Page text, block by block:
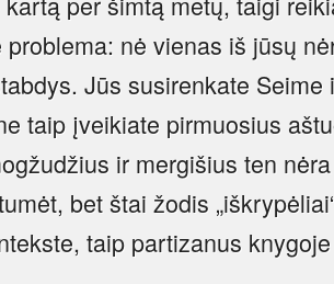
nė vienas iš jūsų
Jūs susirenkate
taip įveikiate pirmuosius
ir mergišius ten
bet štai žodis
taip partizanus